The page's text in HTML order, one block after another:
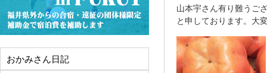
山本宇さん有り難うご
と申しております。大
おかみさん日記